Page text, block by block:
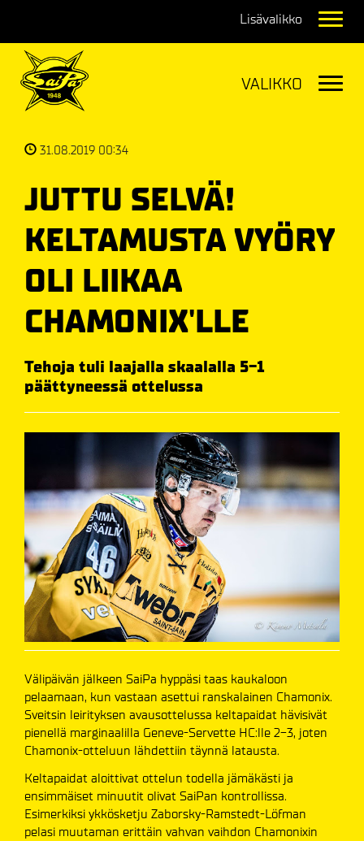
31.08.2019 00:34
JUTTU SELVÄ!
KELTAMUSTA VYÖRY
OLI LIIKAA
CHAMONIX'LLE
Tehoja tuli laajalla skaalalla 5-1
päättyneessä ottelussa
Välipäivän jälkeen SaiPa hyppäsi taas kaukaloon
pelaamaan, kun vastaan asettui ranskalainen Chamonix.
Sveitsin leirityksen avausottelussa keltapaidat hävisivät
pienellä marginaalilla Geneve-Servette HC:lle 2-3, joten
Chamonix-otteluun lähdettiin täynnä latausta.
Keltapaidat aloittivat ottelun todella jämäkästi ja
ensimmäiset minuutit olivat SaiPan kontrollissa.
Esimerkiksi ykkösketju Zaborsky-Ramstedt-Löfman
pelasi muutaman erittäin vahvan vaihdon Chamonixin